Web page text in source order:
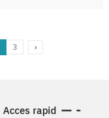
3 ›
Acces rapid